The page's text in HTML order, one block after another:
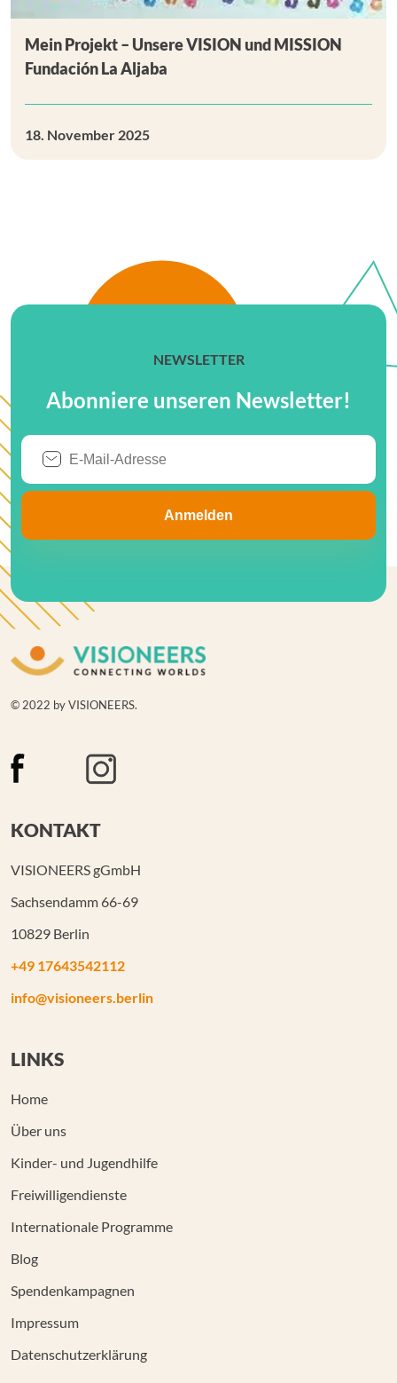
Mein Projekt – Unsere VISION und MISSION
Fundación La Aljaba
18. November 2025
NEWSLETTER
Abonniere unseren Newsletter!
© 2022 by VISIONEERS.
KONTAKT
VISIONEERS gGmbH
Sachsendamm 66-69
10829 Berlin
+49 17643542112
info@visioneers.berlin
LINKS
Home
Über uns
Kinder- und Jugendhilfe
Freiwilligendienste
Internationale Programme
Blog
Spendenkampagnen
Impressum
Datenschutzerklärung